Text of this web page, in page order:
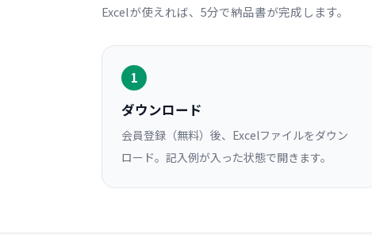
Excelが使えれば、5分で納品書が完成します。
1
ダウンロード
会員登録（無料）後、Excelファイルをダウン
ロード。記入例が入った状態で開きます。